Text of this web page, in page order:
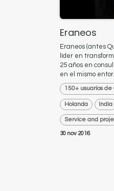
Eraneos
​Eraneos (antes
líder en
25 años en
en el mismo
150+ usuarios de
Holanda India
Service and
30 nov 2016